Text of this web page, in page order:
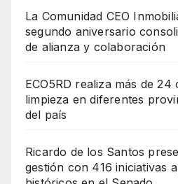
La Comunidad CEO
segundo aniversario
de alianza y colaboración
ECO5RD realiza más de 24
limpieza en diferentes
del país
Ricardo de los Santos
gestión con 416 iniciativas